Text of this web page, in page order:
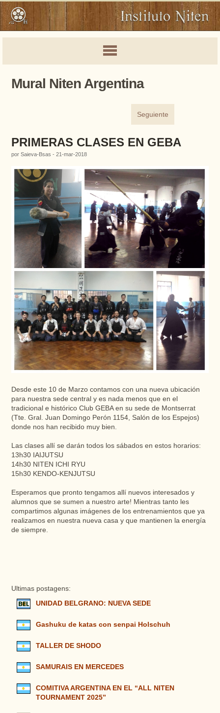
Mural Niten Argentina
Seguiente
PRIMERAS CLASES EN GEBA
por Saieva-Bsas - 21-mar-2018
Desde este 10 de Marzo contamos con una nueva ubicación
para nuestra sede central y es nada menos que en el
tradicional e histórico Club GEBA en su sede de Montserrat
(Tte. Gral. Juan Domingo Perón 1154, Salón de los Espejos)
donde nos han recibido muy bien.
Las clases allí se darán todos los sábados en estos horarios:
13h30 IAIJUTSU
14h30 NITEN ICHI RYU
15h30 KENDO-KENJUTSU
Esperamos que pronto tengamos allí nuevos interesados y
alumnos que se sumen a nuestro arte! Mientras tanto les
compartimos algunas imágenes de los entrenamientos que ya
realizamos en nuestra nueva casa y que mantienen la energía
de siempre.
Ultimas postagens:
UNIDAD BELGRANO: NUEVA SEDE
Gashuku de katas con senpai Holschuh
TALLER DE SHODO
SAMURAIS EN MERCEDES
COMITIVA ARGENTINA EN EL “ALL NITEN
TOURNAMENT 2025”